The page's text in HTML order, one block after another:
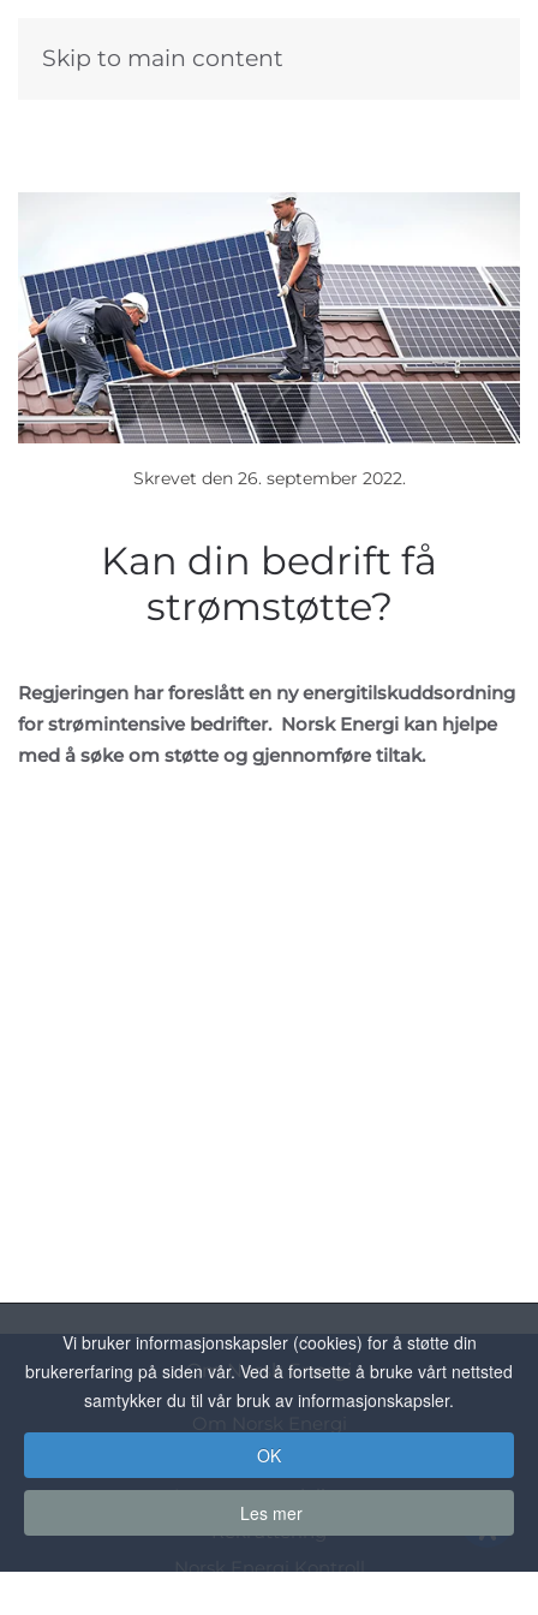
Vi bruker informasjonskapsler (cookies) for å støtte din
brukererfaring på siden vår. Ved å fortsette å bruke vårt nettsted
samtykker du til vår bruk av informasjonskapsler.
OK
Les mer
Skip to main content
Skrevet den 26. september 2022.
Kan din bedrift få
strømstøtte?
Regjeringen har foreslått en ny energitilskuddsordning
for strømintensive bedrifter. Norsk Energi kan hjelpe
med å søke om støtte og gjennomføre tiltak.
Om Norsk Energi
Personvern
Ansatte og avdelinger
Rekruttering
Norsk Energi Kontroll